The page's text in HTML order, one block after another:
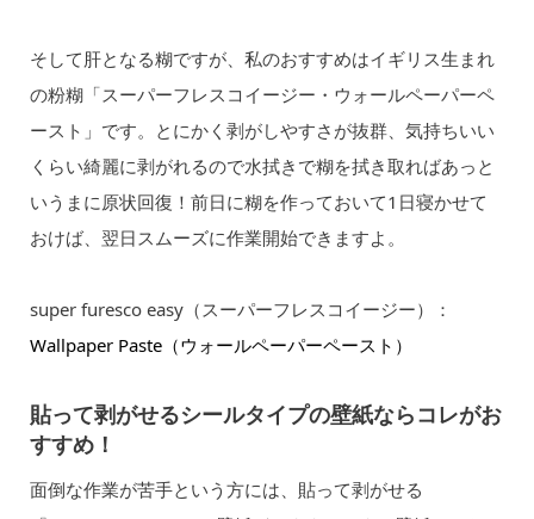
そして肝となる糊ですが、私のおすすめはイギリス生まれ
の粉糊「スーパーフレスコイージー・ウォールペーパーペ
ースト」です。とにかく剥がしやすさが抜群、気持ちいい
くらい綺麗に剥がれるので水拭きで糊を拭き取ればあっと
いうまに原状回復！前日に糊を作っておいて1日寝かせて
おけば、翌日スムーズに作業開始できますよ。
super furesco easy（スーパーフレスコイージー）：
Wallpaper Paste（ウォールペーパーペースト）
貼って剥がせるシールタイプの壁紙ならコレがお
すすめ！
面倒な作業が苦手という方には、貼って剥がせる